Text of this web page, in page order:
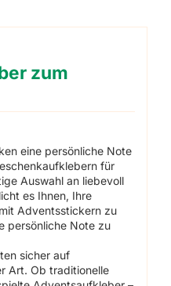
zum
eine persönliche Note
für
Auswahl an liebevoll
es Ihnen, Ihre
Adventsstickern zu
persönliche Note zu
sicher auf
Art. Ob traditionelle